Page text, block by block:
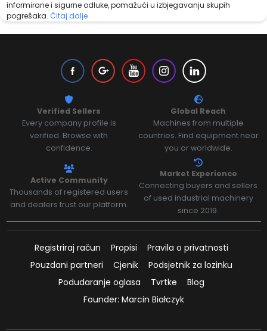
informirane i sigurne odluke, pomažući u izbjegavanju skupih
pogrešaka. Čitaj dalje
Verified Sellers
Every company profile is
verified. Browse with
confidence.
Global Reach
Machines from multiple
countries. Find equipment near
you or worldwide.
Active Community
Thousands of registered users
and dealers trust our platform.
Market Experience
Connecting buyers and sellers
of used industrial machinery
since 2019.
Registriraj račun Propisi
Pravila o privatnosti
Pouzdani partneri
Cjenik
Podsjetnik za lozinku
Podudaranje oglasa
Tvrtke
Blog
Founder: Marcin Białczyk